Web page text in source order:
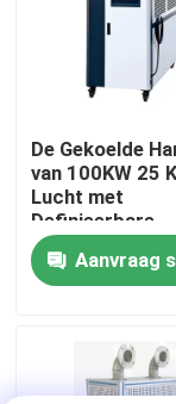
Neem contact
Nieuws
Gevallen
Hoge
De Gekoelde
van 100KW 25
Lucht met
Definieerbare
Temperatuur
Aanvraag